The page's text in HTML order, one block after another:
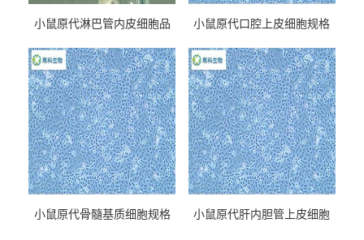
小鼠原代淋巴管内皮细胞品
小鼠原代口腔上皮细胞规格
小鼠原代骨髓基质细胞规格
小鼠原代肝内胆管上皮细胞